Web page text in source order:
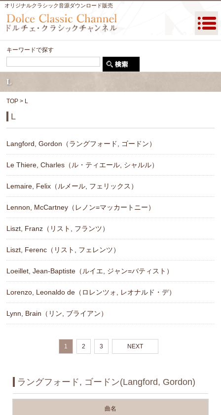
オリジナルクラシック音源ダウンロード販売
キーワードで探す
L
TOP > L
L
Langford, Gordon（ラングフォード, ゴードン）
Le Thiere, Charles（ル・ティエール, シャルル）
Lemaire, Felix（ルメール, フェリックス）
Lennon, McCartney（レノン=マッカートニー）
Liszt, Franz（リスト, フランツ）
Liszt, Ferenc（リスト, フェレンツ）
Loeillet, Jean-Baptiste（ルイエ, ジャン=バティスト）
Lorenzo, Leonaldo de（ロレンツォ, レオナルド・デ）
Lynn, Brain（リン, ブライアン）
1 2 3 NEXT
ラングフォード, ゴードン(Langford, Gordon)
曲名